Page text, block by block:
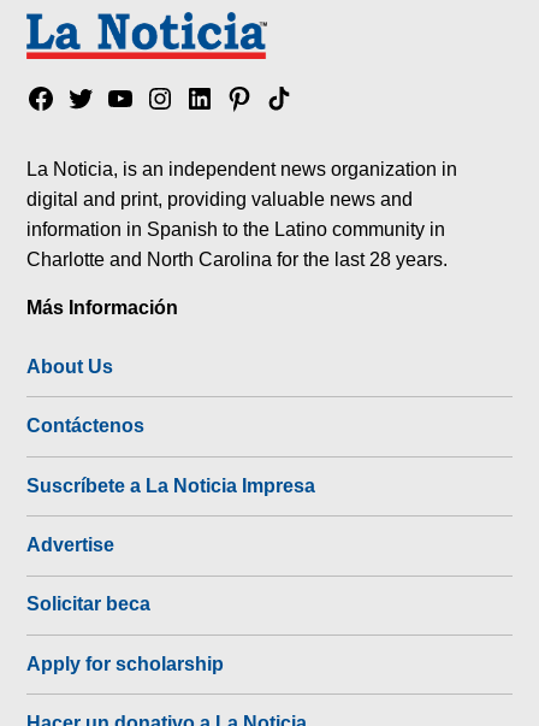
Facebook
TwitterYouTubeInstagram
LinkedinPinterest
Tik
La Noticia, is an independent news organization in
digital and print, providing valuable news and
information in Spanish to the Latino community in
Charlotte and North Carolina for the last 28 years.
Más Información
About Us
Contáctenos
Suscríbete a La Noticia Impresa
Advertise
Solicitar beca
Apply for scholarship